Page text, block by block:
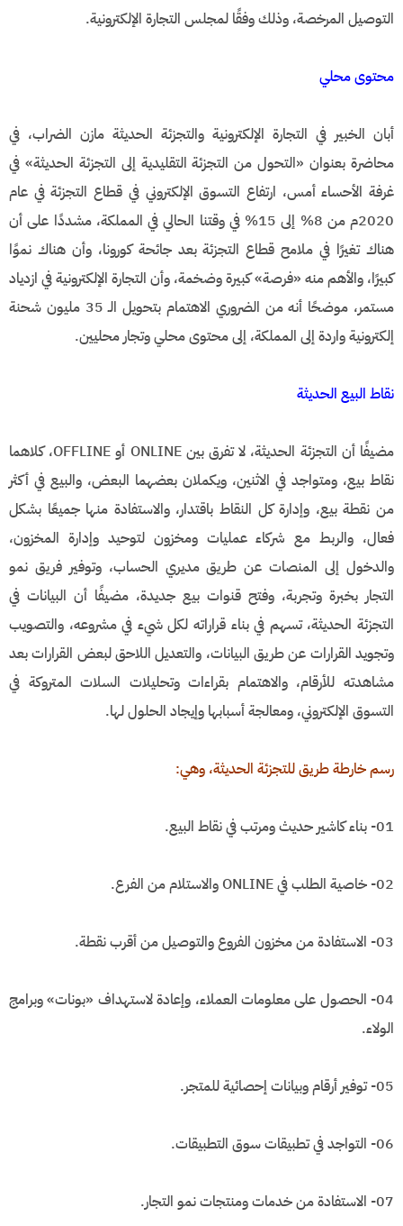
التوصيل المرخصة، وذلك وفقًا لمجلس التجارة الإلكترونية.
محتوى محلي
أبان الخبير في التجارة الإلكترونية والتجزئة الحديثة مازن الضراب، في
محاضرة بعنوان «التحول من التجزئة التقليدية إلى التجزئة الحديثة» في
غرفة الأحساء أمس، ارتفاع التسوق الإلكتروني في قطاع التجزئة في عام
2020م من 8% إلى 15% في وقتنا الحالي في المملكة، مشددًا على أن
هناك تغيرًا في ملامح قطاع التجزئة بعد جائحة كورونا، وأن هناك نموًا
كبيرًا، والأهم منه «فرصة» كبيرة وضخمة، وأن التجارة الإلكترونية في ازدياد
مستمر، موضحًا أنه من الضروري الاهتمام بتحويل الـ 35 مليون شحنة
إلكترونية واردة إلى المملكة، إلى محتوى محلي وتجار محليين.
نقاط البيع الحديثة
مضيفًا أن التجزئة الحديثة، لا تفرق بين ONLINE أو OFFLINE، كلاهما
نقاط بيع، ومتواجد في الاثنين، ويكملان بعضهما البعض، والبيع في أكثر
من نقطة بيع، وإدارة كل النقاط باقتدار، والاستفادة منها جميعًا بشكل
فعال، والربط مع شركاء عمليات ومخزون لتوحيد وإدارة المخزون،
والدخول إلى المنصات عن طريق مديري الحساب، وتوفير فريق نمو
التجار بخبرة وتجربة، وفتح قنوات بيع جديدة، مضيفًا أن البيانات في
التجزئة الحديثة، تسهم في بناء قراراته لكل شيء في مشروعه، والتصويب
وتجويد القرارات عن طريق البيانات، والتعديل اللاحق لبعض القرارات بعد
مشاهدته للأرقام، والاهتمام بقراءات وتحليلات السلات المتروكة في
التسوق الإلكتروني، ومعالجة أسبابها وإيجاد الحلول لها.
رسم خارطة طريق للتجزئة الحديثة، وهي:
01- بناء كاشير حديث ومرتب في نقاط البيع.
02- خاصية الطلب في ONLINE والاستلام من الفرع.
03- الاستفادة من مخزون الفروع والتوصيل من أقرب نقطة.
04- الحصول على معلومات العملاء، وإعادة لاستهداف «بونات» وبرامج
الولاء.
05- توفير أرقام وبيانات إحصائية للمتجر.
06- التواجد في تطبيقات سوق التطبيقات.
07- الاستفادة من خدمات ومنتجات نمو التجار.